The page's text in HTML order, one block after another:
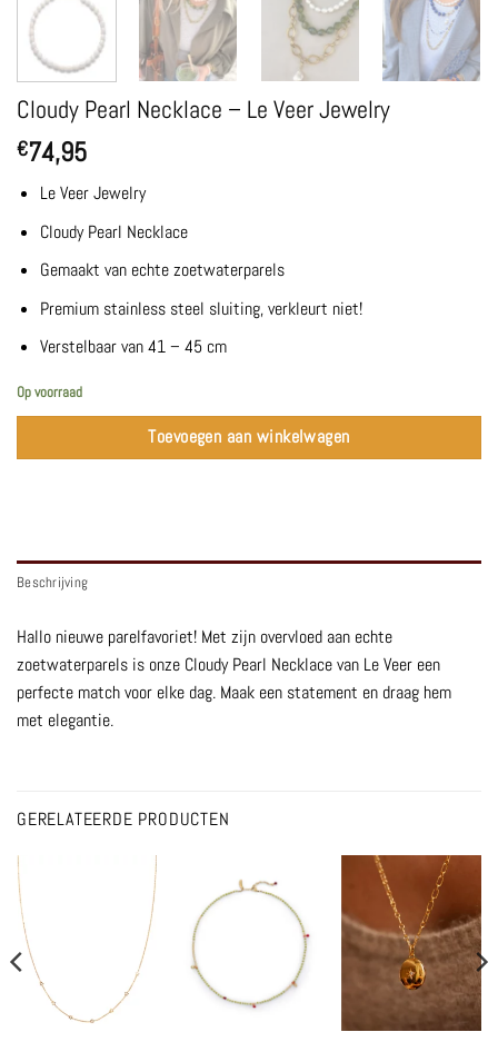
Cloudy Pearl Necklace – Le Veer Jewelry
€74,95
Le Veer Jewelry
Cloudy Pearl Necklace
Gemaakt van echte zoetwaterparels
Premium stainless steel sluiting, verkleurt niet!
Verstelbaar van 41 – 45 cm
Op voorraad
Toevoegen aan winkelwagen
Beschrijving
Hallo nieuwe parelfavoriet! Met zijn overvloed aan echte
zoetwaterparels is onze Cloudy Pearl Necklace van Le Veer een
perfecte match voor elke dag. Maak een statement en draag hem
met elegantie.
GERELATEERDE PRODUCTEN